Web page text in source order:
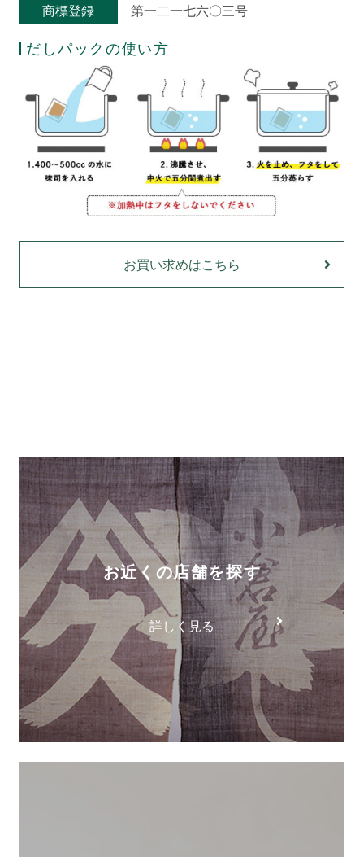
商標登録 第一二一七六〇三号
だしパックの使い方
お買い求めはこちら
お近くの店舗を探す
詳しく見る